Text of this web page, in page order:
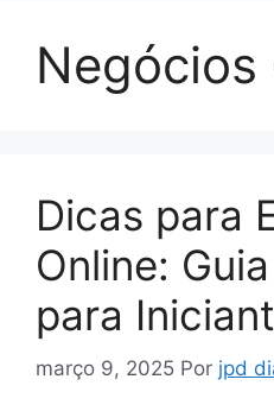
Negócios
Dicas para
Online:
para
março 9, 2025 Por jpd